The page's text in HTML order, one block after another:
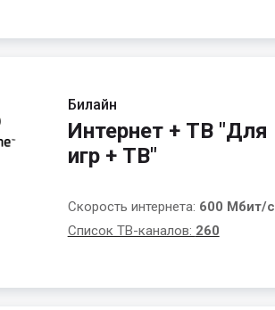
Билайн
Интернет + ТВ "Для
игр + ТВ"
Скорость интернета: 600 Мбит/с
Список ТВ-каналов: 260